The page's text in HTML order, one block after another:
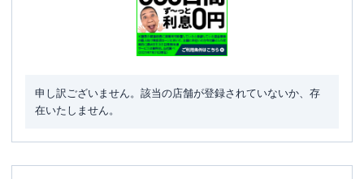
申し訳ございません。該当の店舗が登録されていないか、存
在いたしません。